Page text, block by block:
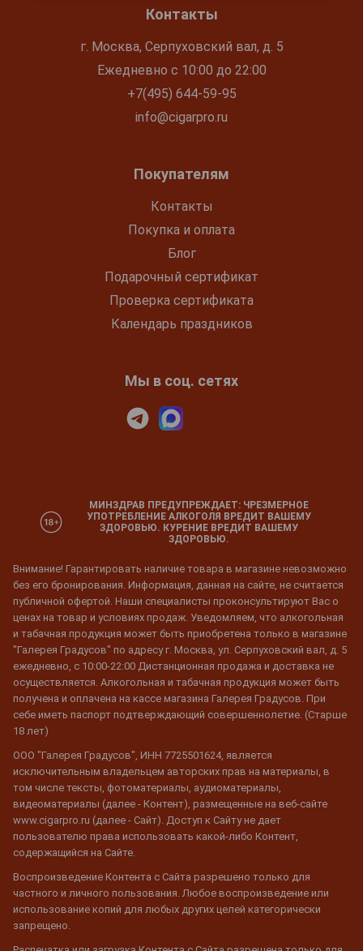
Контакты
г. Москва, Серпуховский вал, д. 5
Ежедневно с 10:00 до 22:00
+7(495) 644-59-95
info@cigarpro.ru
Покупателям
Контакты
Покупка и оплата
Блог
Подарочный сертификат
Проверка сертификата
Календарь праздников
Мы в соц. сетях
МИНЗДРАВ ПРЕДУПРЕЖДАЕТ: ЧРЕЗМЕРНОЕ
УПОТРЕБЛЕНИЕ АЛКОГОЛЯ ВРЕДИТ ВАШЕМУ
ЗДОРОВЬЮ. КУРЕНИЕ ВРЕДИТ ВАШЕМУ
ЗДОРОВЬЮ.
Внимание! Гарантировать наличие товара в магазине невозможно
без его бронирования. Информация, данная на сайте, не считается
публичной офертой. Наши специалисты проконсультируют Вас о
ценах на товар и условиях продаж. Уведомляем, что алкогольная
и табачная продукция может быть приобретена только в магазине
"Галерея Градусов" по адресу г. Москва, ул. Серпуховский вал, д. 5
ежедневно, с 10:00-22:00 Дистанционная продажа и доставка не
осуществляется. Алкогольная и табачная продукция может быть
получена и оплачена на кассе магазина Галерея Градусов. При
себе иметь паспорт подтверждающий совершеннолетие. (Старше
18 лет)
ООО "Галерея Градусов", ИНН 7725501624, является
исключительным владельцем авторских прав на материалы, в
том числе тексты, фотоматериалы, аудиоматериалы,
видеоматериалы (далее - Контент), размещенные на веб-сайте
www.cigarpro.ru (далее - Сайт). Доступ к Сайту не дает
пользователю права использовать какой-либо Контент,
содержащийся на Сайте.
Воспроизведение Контента с Сайта разрешено только для
частного и личного пользования. Любое воспроизведение или
использование копий для любых других целей категорически
запрещено.